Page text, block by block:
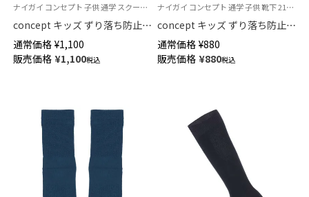
ナイガイ コンセプト 子供 通学 スクールソックス 靴下 21S-17
concept キッズ ずり落ち防止
スクール ソックス ハイソック
ス 足首パール編み かかと大き
め 直角ヒール 【365日最短翌日
通常価格 ¥1,100
販売価格 ¥1,100税込
ナイガイ コンセプト 通学 子供 靴下 21S-16
concept キッズ ずり落ち防止
スクールソックス クルー丈 足
首パール編み かかと大きめ 直
角ヒール【365日最短翌日発送】
通常価格 ¥880
販売価格 ¥880税込